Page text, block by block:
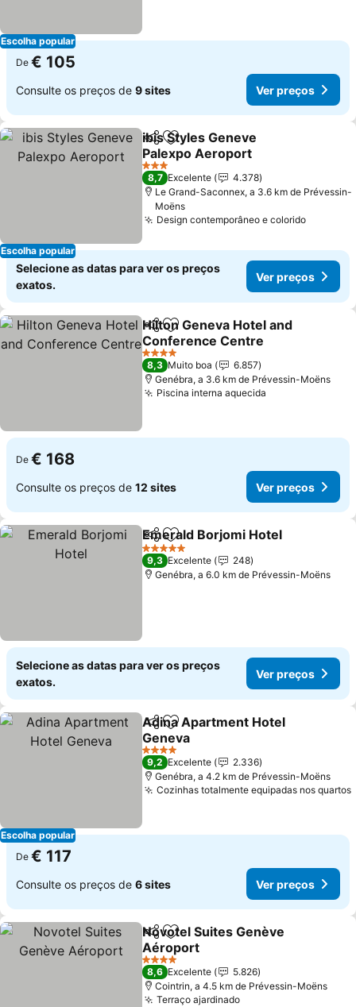
Escolha popular
De € 105
Consulte os preços de 9 sites Ver preços
Escolha popular
PartilharAdicionar aos favoritos
ibis Styles Geneve
Palexpo Aeroport
Ver preços
3 Estrelas
8,7 Excelente
4.378
Le Grand-Saconnex, a 3.6 km de Prévessin-
Moëns
Design contemporâneo e coloridoVer
Selecione as datas para ver os preços
exatos.
Ver preços
PartilharAdicionar aos favoritos
Hilton Geneva Hotel and
Conference Centre
Ver preços
4 Estrelas
8,3 Muito boa
6.857
Genébra, a 3.6 km de Prévessin-Moëns
Piscina interna aquecida
De € 168
Consulte os preços de 12 sites Ver preços
PartilharAdicionar aos favoritos
Emerald Borjomi Hotel
5 Estrelas
9,3 Excelente
248
Genébra, a 6.0 km de Prévessin-Moëns
Selecione as datas para ver os preços
exatos.
Ver preços
Escolha popular
PartilharAdicionar aos favoritos
Adina Apartment Hotel
Geneva
Ver preços
4 Estrelas
9,2 Excelente
2.336
Genébra, a 4.2 km de Prévessin-Moëns
Cozinhas totalmente equipadas nos quartos
De € 117
Consulte os preços de 6 sites Ver preços
PartilharAdicionar aos favoritos
Novotel Suites Genève
Aéroport
Ver preços
4 Estrelas
8,6 Excelente
5.826
Cointrin, a 4.5 km de Prévessin-Moëns
Terraço ajardinadoVer preços